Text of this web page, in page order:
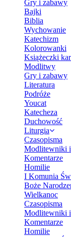
Gry i zabawy
Bajki
Biblia
Wychowanie
Katechizm
Kolorowanki
Książeczki
Modlitwy
Gry i zabawy
Literatura
Podróże
Youcat
Katecheza
Duchowość
Liturgia
Czasopisma
Modlitewniki i
Komentarze
Homilie
I Komunia
Boże
Wielkanoc
Czasopisma
Modlitewniki i
Komentarze
Homilie